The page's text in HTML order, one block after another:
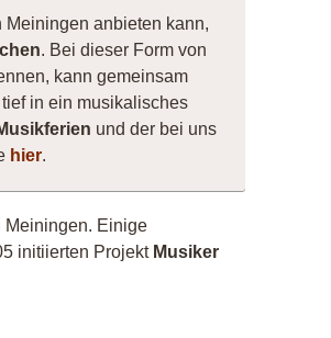
anbieten kann,
. Bei dieser Form von
kann gemeinsam
in ein musikalisches
und der bei uns
hier.
Meiningen. Einige
initiierten Projekt Musiker